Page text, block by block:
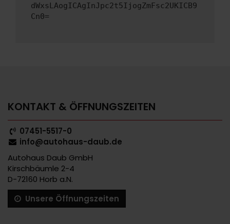
dWxsLAogICAgInJpc2t5IjogZmFsc2UKICB9
Cn0=
KONTAKT & ÖFFNUNGSZEITEN
07451-5517-0
info@autohaus-daub.de
Autohaus Daub GmbH
Kirschbäumle 2-4
D-72160 Horb a.N.
Unsere Öffnungszeiten